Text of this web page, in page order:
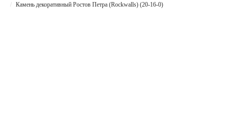
Камень декоративный Ростов Петра (Rockwalls) (20-16-0)